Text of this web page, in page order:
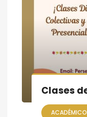
ACADÉMICO